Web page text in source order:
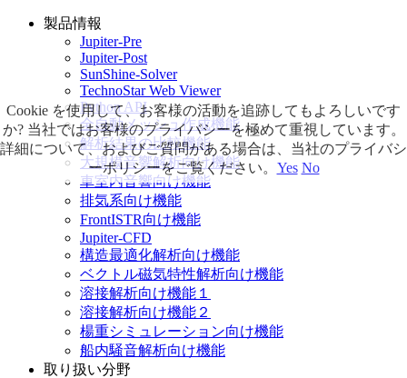
製品情報
Jupiter-Pre
Jupiter-Post
SunShine-Solver
TechnoStar Web Viewer
Python API
全自動メッシュ作成機能
解析結果の比較機能
大規模音響解析向け機能
車室内音響向け機能
排気系向け機能
FrontISTR向け機能
Jupiter-CFD
構造最適化解析向け機能
ベクトル磁気特性解析向け機能
溶接解析向け機能１
溶接解析向け機能２
楊重シミュレーション向け機能
船内騒音解析向け機能
取り扱い分野
Cookie を使用して、お客様の活動を追跡してもよろしいです
か? 当社ではお客様のプライバシーを極めて重視しています。
詳細について、およびご質問がある場合は、当社のプライバシ
ーポリシーをご覧ください。 Yes No